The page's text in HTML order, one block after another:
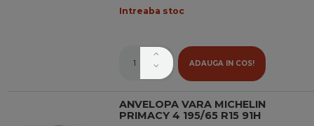
Intreaba stoc
ADAUGA IN COS!
ANVELOPA VARA MICHELIN
PRIMACY 4 195/65 R15 91H